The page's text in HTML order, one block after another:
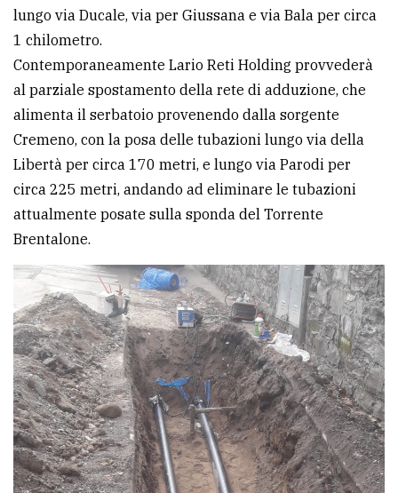
lungo via Ducale, via per Giussana e via Bala per circa
1 chilometro.
Contemporaneamente Lario Reti Holding provvederà
al parziale spostamento della rete di adduzione, che
alimenta il serbatoio provenendo dalla sorgente
Cremeno, con la posa delle tubazioni lungo via della
Libertà per circa 170 metri, e lungo via Parodi per
circa 225 metri, andando ad eliminare le tubazioni
attualmente posate sulla sponda del Torrente
Brentalone.